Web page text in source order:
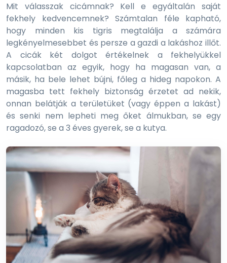
Mit válasszak cicámnak? Kell e egyáltalán saját
fekhely kedvencemnek? Számtalan féle kapható,
hogy minden kis tigris megtalálja a számára
legkényelmesebbet és persze a gazdi a lakáshoz illőt.
A cicák két dolgot értékelnek a fekhelyükkel
kapcsolatban az egyik, hogy ha magasan van, a
másik, ha bele lehet bújni, főleg a hideg napokon. A
magasba tett fekhely biztonság érzetet ad nekik,
onnan belátják a területüket (vagy éppen a lakást)
és senki nem lepheti meg őket álmukban, se egy
ragadozó, se a 3 éves gyerek, se a kutya.